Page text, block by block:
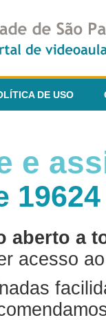
DE USO
e
aberto a
acesso